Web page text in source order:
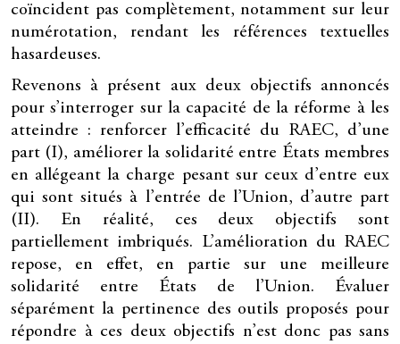
coïncident pas complètement, notamment sur leur
numérotation, rendant les références textuelles
hasardeuses.
Revenons à présent aux deux objectifs annoncés
pour s’interroger sur la capacité de la réforme à les
atteindre : renforcer l’efficacité du RAEC, d’une
part (I), améliorer la solidarité entre États membres
en allégeant la charge pesant sur ceux d’entre eux
qui sont situés à l’entrée de l’Union, d’autre part
(II). En réalité, ces deux objectifs sont
partiellement imbriqués. L’amélioration du RAEC
repose, en effet, en partie sur une meilleure
solidarité entre États de l’Union. Évaluer
séparément la pertinence des outils proposés pour
répondre à ces deux objectifs n’est donc pas sans